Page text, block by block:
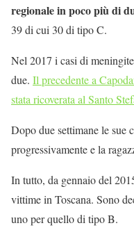
regionale in poco più di
39 di cui 30 di tipo C.
Nel 2017 i casi di
due. Il precedente a
stata ricoverata al Santo
Dopo due settimane le sue
progressivamente e la
In tutto, da gennaio del
vittime in Toscana. Sono
uno per quello di tipo B.